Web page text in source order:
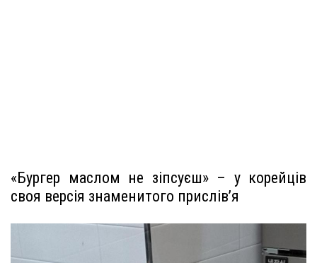
«Бургер маслом не зіпсуєш» – у корейців
своя версія знаменитого прислів’я